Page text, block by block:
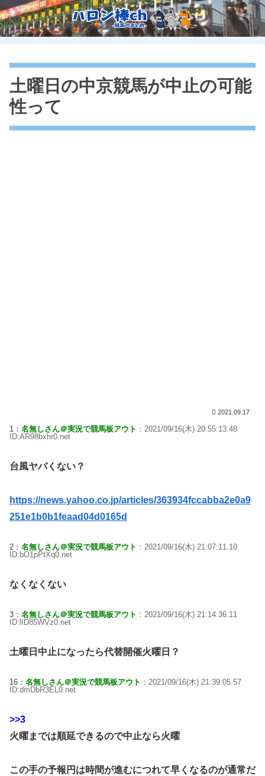
土曜日の中京競馬が中止の可能
性って
2021.09.17
1： 名無しさん＠実況で競馬板アウト ：2021/09/16(木) 20:55:13.48
ID:AR98bxhr0.net
台風ヤバくない？
https://news.yahoo.co.jp/articles/363934fccabba2e0a9
251e1b0b1feaad04d0165d
2： 名無しさん＠実況で競馬板アウト ：2021/09/16(木) 21:07:11.10
ID:bO1pPtXq0.net
なくなくない
3： 名無しさん＠実況で競馬板アウト ：2021/09/16(木) 21:14:36.11
ID:lID85WVz0.net
土曜日中止になったら代替開催火曜日？
16： 名無しさん＠実況で競馬板アウト ：2021/09/16(木) 21:39:05.57
ID:dmDbR3EL0.net
>>3
火曜までは順延できるので中止なら火曜
この手の予報円は時間が進むにつれて早くなるのが通常だ